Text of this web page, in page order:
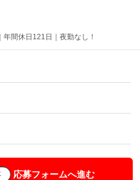
間休日121日｜夜勤なし！
応募フォームへ進む